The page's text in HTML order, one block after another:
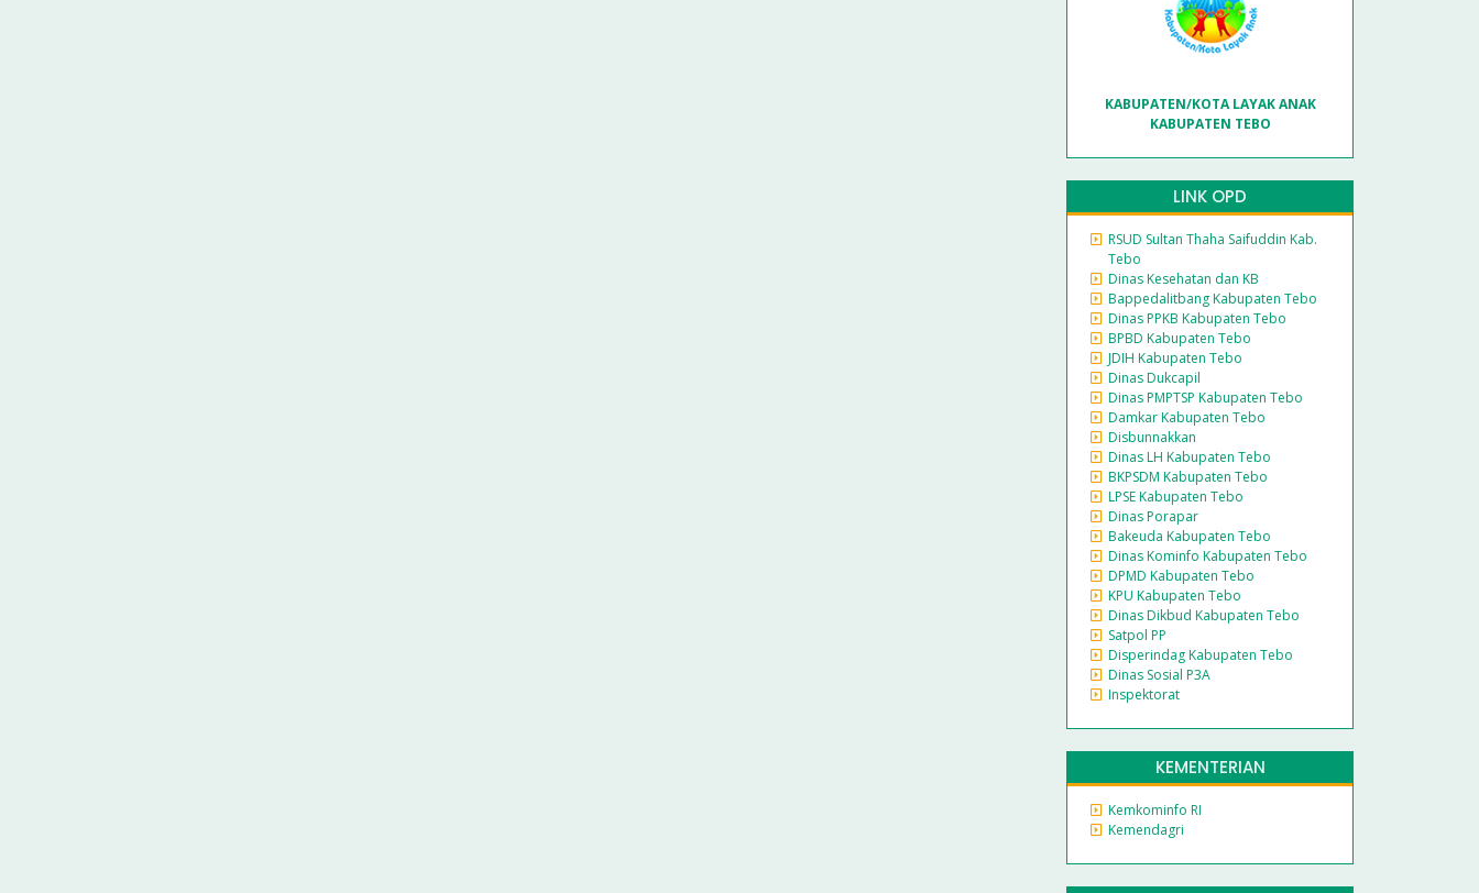
KABUPATEN/KOTA LAYAK ANAK
KABUPATEN TEBO
LINK OPD
RSUD Sultan Thaha Saifuddin Kab.
Tebo
Dinas Kesehatan dan KB
Bappedalitbang Kabupaten Tebo
Dinas PPKB Kabupaten Tebo
BPBD Kabupaten Tebo
JDIH Kabupaten Tebo
Dinas Dukcapil
Dinas PMPTSP Kabupaten Tebo
Damkar Kabupaten Tebo
Disbunnakkan
Dinas LH Kabupaten Tebo
BKPSDM Kabupaten Tebo
LPSE Kabupaten Tebo
Dinas Porapar
Bakeuda Kabupaten Tebo
Dinas Kominfo Kabupaten Tebo
DPMD Kabupaten Tebo
KPU Kabupaten Tebo
Dinas Dikbud Kabupaten Tebo
Satpol PP
Disperindag Kabupaten Tebo
Dinas Sosial P3A
Inspektorat
KEMENTERIAN
Kemkominfo RI
Kemendagri